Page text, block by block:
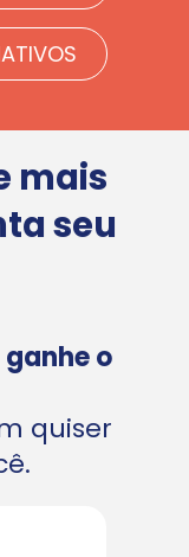
mais
seu
ganhe o
quiser